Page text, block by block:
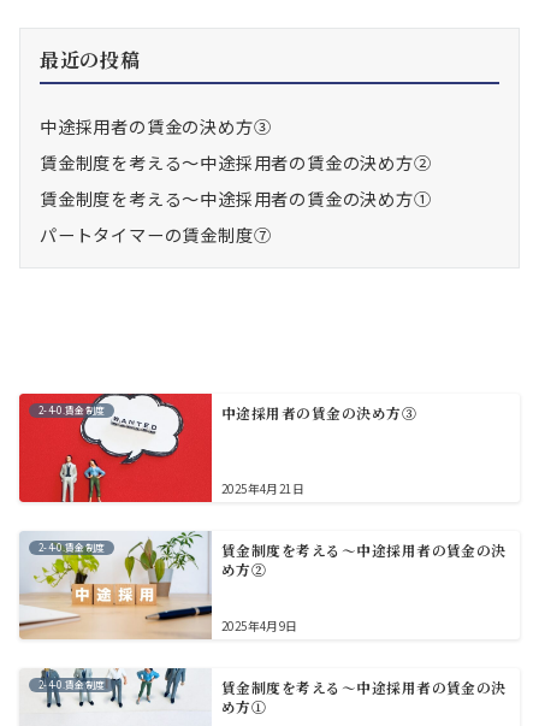
最近の投稿
中途採用者の賃金の決め方③
賃金制度を考える～中途採用者の賃金の決め方②
賃金制度を考える～中途採用者の賃金の決め方①
パートタイマーの賃金制度⑦
2-4-0.賃金制度 中途採用者の賃金の決め方③
2025年4月21日
2-4-0.賃金制度
賃金制度を考える～中途採用者の賃金の決
め方②
2025年4月9日
2-4-0.賃金制度
賃金制度を考える～中途採用者の賃金の決
め方①